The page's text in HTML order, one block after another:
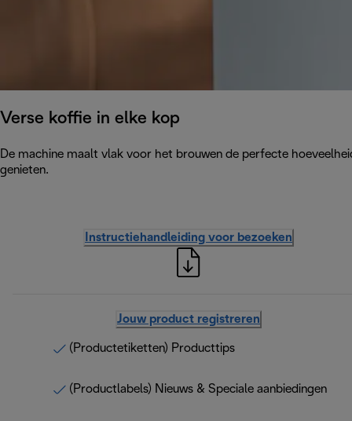
Verse koffie in elke kop
De machine maalt vlak voor het brouwen de perfecte
genieten.
Instructiehandleiding voor bezoeken
Jouw product registreren
(Productetiketten) Producttips
(Productlabels) Nieuws & Speciale aanbiedingen